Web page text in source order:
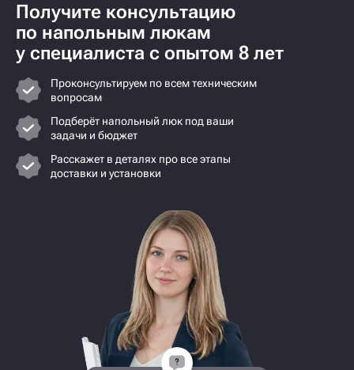
Получите консультацию
по напольным люкам
у специалиста с опытом 8 лет
Проконсультируем по всем техническим
вопросам
Подберёт напольный люк под ваши
задачи и бюджет
Расскажет в деталях про все этапы
доставки и установки